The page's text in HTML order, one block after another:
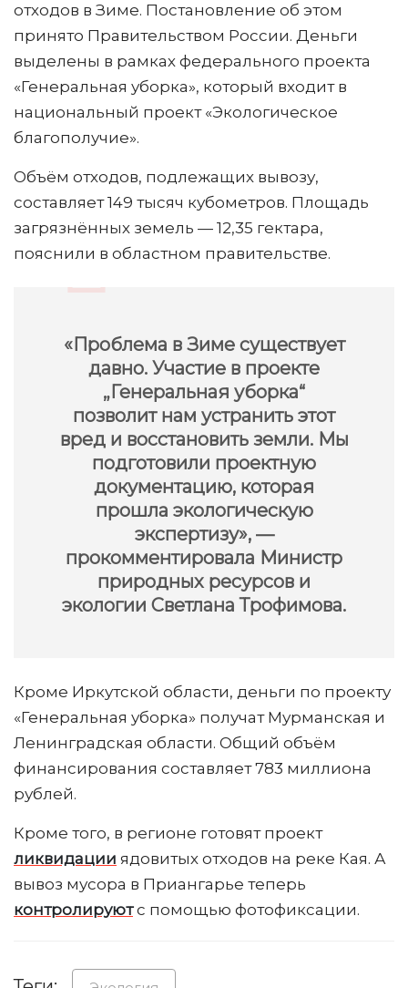
отходов в Зиме. Постановление об этом
принято Правительством России. Деньги
выделены в рамках федерального проекта
«Генеральная уборка», который входит в
национальный проект «Экологическое
благополучие».
Объём отходов, подлежащих вывозу,
составляет 149 тысяч кубометров. Площадь
загрязнённых земель — 12,35 гектара,
пояснили в областном правительстве.
«Проблема в Зиме существует
давно. Участие в проекте
„Генеральная уборка“
позволит нам устранить этот
вред и восстановить земли. Мы
подготовили проектную
документацию, которая
прошла экологическую
экспертизу», —
прокомментировала Министр
природных ресурсов и
экологии Светлана Трофимова.
Кроме Иркутской области, деньги по проекту
«Генеральная уборка» получат Мурманская и
Ленинградская области. Общий объём
финансирования составляет 783 миллиона
рублей.
Кроме того, в регионе готовят проект
ликвидации ядовитых отходов на реке Кая. А
вывоз мусора в Приангарье теперь
контролируютс помощью фотофиксации.